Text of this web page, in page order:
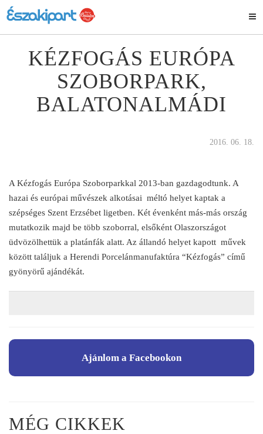
KÉZFOGÁS EURÓPA
SZOBORPARK,
BALATONALMÁDI
2016. 06. 18.
A Kézfogás Európa Szoborparkkal 2013-ban gazdagodtunk. A
hazai és európai művészek alkotásai méltó helyet kaptak a
szépséges Szent Erzsébet ligetben. Két évenként más-más ország
mutatkozik majd be több szoborral, elsőként Olaszországot
üdvözölhettük a platánfák alatt. Az állandó helyet kapott művek
között találjuk a Herendi Porcelánmanufaktúra “Kézfogás” című
gyönyörű ajándékát.
Ajánlom a Facebookon
MÉG CIKKEK